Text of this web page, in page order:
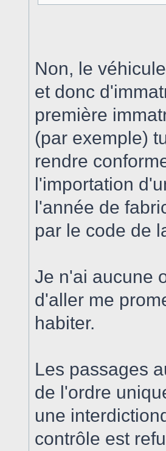
Non, le
et donc
première
(par exemple)
rendre
l'importation
l'année de
par le code de
Je n'ai aucune
d'aller me
habiter.
Les passages
de l'ordre
une
contrôle est